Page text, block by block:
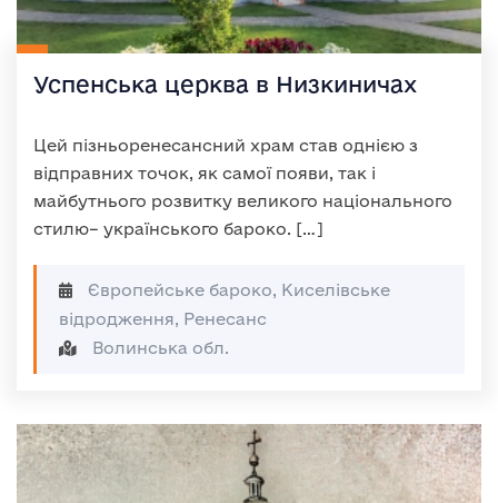
Успенська церква в Низкиничах
Цей пізньоренесансний храм став однією з
відправних точок, як самої появи, так і
майбутнього розвитку великого національного
стилю– українського бароко. […]
Європейське бароко, Киселівське
відродження, Ренесанс
Волинська обл.